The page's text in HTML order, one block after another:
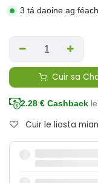
3 tá daoine ag
Cuir sa
2.28 € Cashback
Cuir le liosta